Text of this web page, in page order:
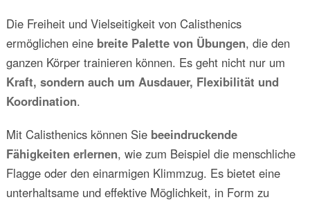
Die Freiheit und Vielseitigkeit von Calisthenics
ermöglichen eine breite Palette von Übungen, die den
ganzen Körper trainieren können. Es geht nicht nur um
Kraft, sondern auch um Ausdauer, Flexibilität und
Koordination.
Mit Calisthenics können Sie beeindruckende
Fähigkeiten erlernen, wie zum Beispiel die menschliche
Flagge oder den einarmigen Klimmzug. Es bietet eine
unterhaltsame und effektive Möglichkeit, in Form zu